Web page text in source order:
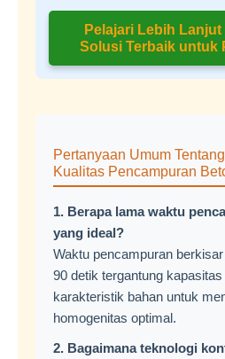
Pelajari Lebih Lanjut
Solusi Terbaik untuk
Pertanyaan Umum
Kualitas Pencampuran
1. Berapa lama waktu
yang ideal?
Waktu pencampuran
90 detik tergantung
karakteristik bahan untuk
homogenitas optimal.
2. Bagaimana teknologi